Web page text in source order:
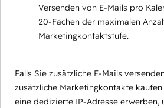
Versenden von E-Mails pro
20-Fachen der maximalen
Marketingkontaktstufe.
Falls Sie zusätzliche E-Mails
zusätzliche Marketingkontakte
eine dedizierte IP-Adresse erwerben,